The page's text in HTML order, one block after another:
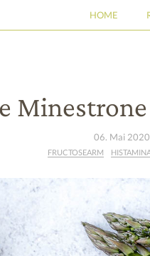
HOME
06. Mai 2020
FRUCTOSEARM